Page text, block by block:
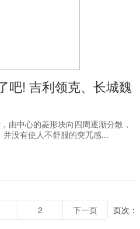
吧! 吉利领克、长城魏
由中心的菱形块向四周逐渐分散，
没有使人不舒服的突兀感...
2 下一页
页次：